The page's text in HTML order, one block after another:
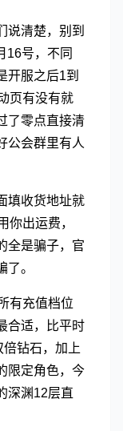
说清楚，别到
16号，不同
开服之后1到
页有没有就
了零点直接清
公会群里有人
填收货地址就
你出运费，
全是骗子，官
。
有充值档位
合适，比平时
钻石，加上
限定角色，今
深渊12层直